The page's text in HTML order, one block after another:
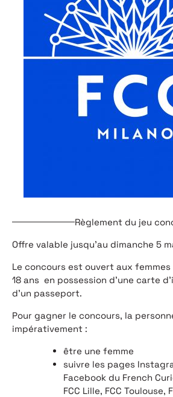
Règlement du jeu
Offre valable jusqu’au dimanche 5
Le concours est ouvert aux
18 ans en possession d’une carte
d’un passeport.
Pour gagner le concours, la
impérativement :
être une femme
suivre les pages
Facebook du French
FCC Lille, FCC Toulouse,